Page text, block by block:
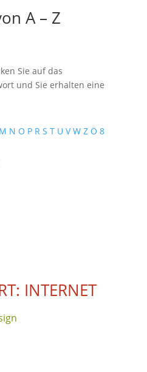
A – Z
Sie auf das
und Sie erhalten eine
M N O P R S T U V W Z Ö 8
INTERNET